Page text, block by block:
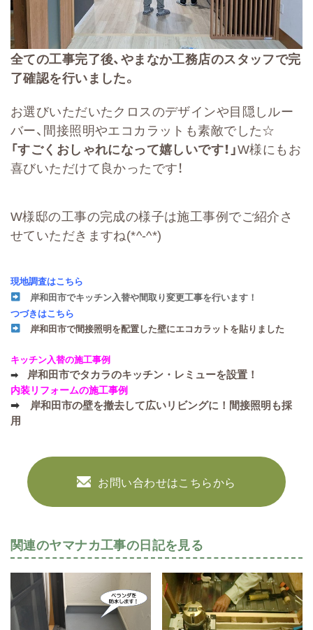
全ての工事完了後、やまなか工務店のスタッフで完
了確認を行いました。
お選びいただいたクロスのデザインや目隠しルー
バー、間接照明やエコカラットも素敵でした☆
「すごくおしゃれになって嬉しいです！」W様にもお
喜びいただけて良かったです！
W様邸の工事の完成の様子は施工事例でご紹介さ
せていただきますね(*^-^*)
現地調査はこちら
岸和田市でキッチン入替や間取り変更工事を行います！
つづきはこちら
岸和田市で間接照明を配置した壁にエコカラットを貼りました
キッチン入替の施工事例
➡
岸和田市でタカラのキッチン・レミューを設置！
内装リフォームの施工事例
➡
岸和田市の壁を撤去して広いリビングに！間接照明も採
用
お問い合わせはこちらから
関連のヤマナカ工事の日記を見る